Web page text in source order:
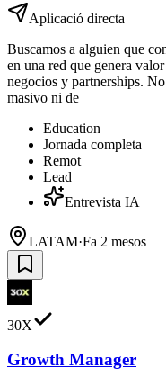
Aplicació directa
Buscamos a alguien que
en una red que genera
negocios y partnerships.
masivo ni de
Education
Jornada completa
Remot
Lead
Entrevista IA
LATAM·Fa 2 mesos
30X
Growth Manager